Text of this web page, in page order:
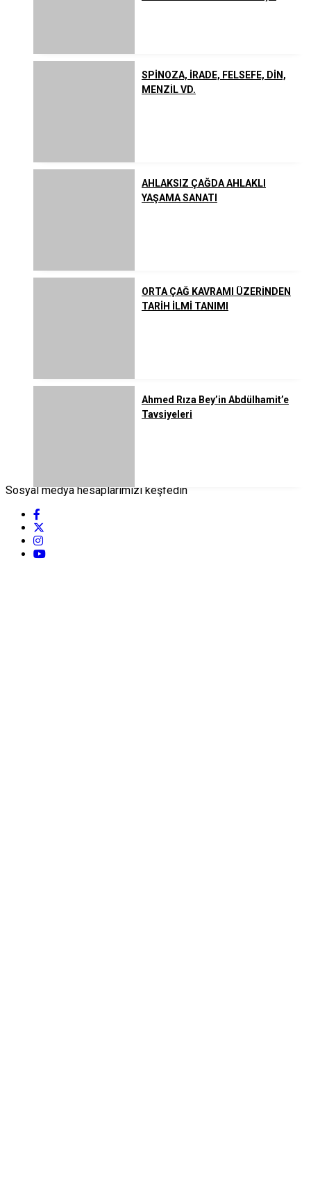
SPİNOZA, İRADE, FELSEFE, DİN,
MENZİL VD.
AHLAKSIZ ÇAĞDA AHLAKLI
YAŞAMA SANATI
ORTA ÇAĞ KAVRAMI ÜZERİNDEN
TARİH İLMİ TANIMI
Ahmed Rıza Bey’in Abdülhamit’e
Tavsiyeleri
Sosyal medya hesaplarımızı keşfedin